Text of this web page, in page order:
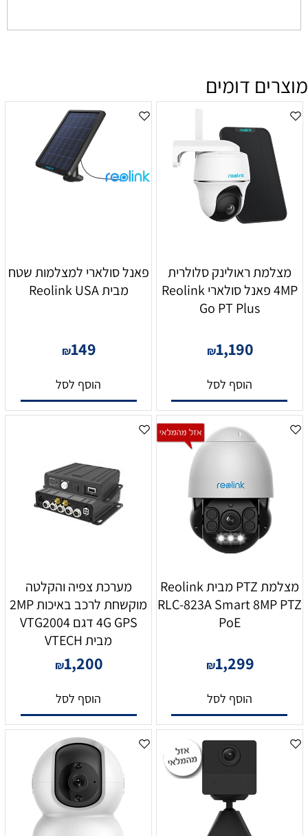
מוצרים דומים
מצלמת ראולינק סלולרית
4MP פאנל סולארי Reolink
Go PT Plus
₪1,190
הוסף לסל
פאנל סולארי למצלמות שטח
מבית Reolink USA
₪149
הוסף לסל
מצלמת PTZ מבית Reolink
RLC-823A Smart 8MP PTZ
PoE
₪1,299
הוסף לסל
מערכת צפיה והקלטה
מוקשחת לרכב באיכות 2MP
4G GPS דגם VTG2004
מבית VTECH
₪1,200
הוסף לסל